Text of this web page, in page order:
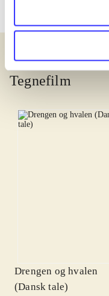
Tegnefilm
Drengen og hvalen
(Dansk tale)